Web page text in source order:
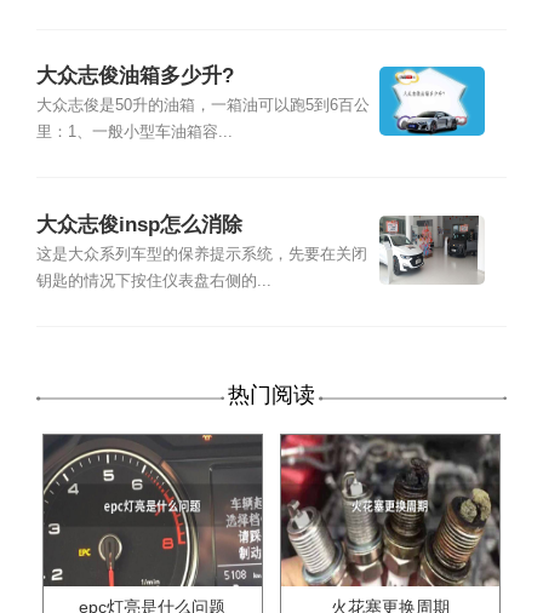
大众志俊油箱多少升?
大众志俊是50升的油箱，一箱油可以跑5到6百公
里：1、一般小型车油箱容...
大众志俊insp怎么消除
这是大众系列车型的保养提示系统，先要在关闭
钥匙的情况下按住仪表盘右侧的...
热门阅读
epc灯亮是什么问题 火花塞更换周期